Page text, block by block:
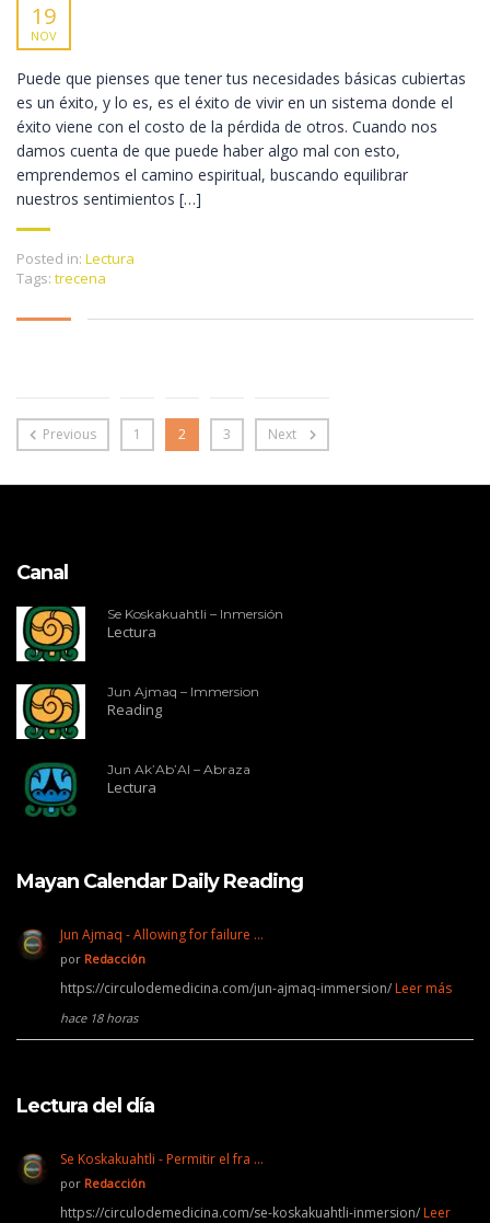
19
NOV
Puede que pienses que tener tus necesidades básicas cubiertas
es un éxito, y lo es, es el éxito de vivir en un sistema donde el
éxito viene con el costo de la pérdida de otros. Cuando nos
damos cuenta de que puede haber algo mal con esto,
emprendemos el camino espiritual, buscando equilibrar
nuestros sentimientos […]
Posted in: Lectura
Tags: trecena
Previous 1 2 3 Next
Canal
Se Koskakuahtli – Inmersión
Lectura
Jun Ajmaq – Immersion
Reading
Jun Ak’Ab’Al – Abraza
Lectura
Mayan Calendar Daily Reading
Jun Ajmaq - Allowing for failure …
por Redacción
https://circulodemedicina.com/jun-ajmaq-immersion/ Leer más
hace 18 horas
Lectura del día
Se Koskakuahtli - Permitir el fra …
por Redacción
https://circulodemedicina.com/se-koskakuahtli-inmersion/ Leer